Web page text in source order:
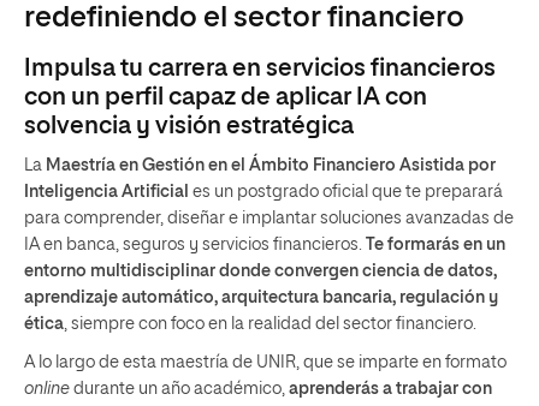
redefiniendo el sector financiero
Impulsa tu carrera en servicios financieros
con un perfil capaz de aplicar IA con
solvencia y visión estratégica
La Maestría en Gestión en el Ámbito Financiero Asistida por
Inteligencia Artificial es un postgrado oficial que te preparará
para comprender, diseñar e implantar soluciones avanzadas de
IA en banca, seguros y servicios financieros. Te formarás en un
entorno multidisciplinar donde convergen ciencia de datos,
aprendizaje automático, arquitectura bancaria, regulación y
ética, siempre con foco en la realidad del sector financiero.
A lo largo de esta maestría de UNIR, que se imparte en formato
online durante un año académico, aprenderás a trabajar con